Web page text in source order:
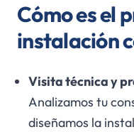
Cómo es el
instalación
Visita técnica y
Analizamos tu
diseñamos la